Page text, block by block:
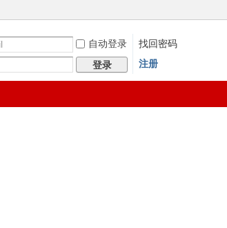
自动登录
找回密码
登录 注册